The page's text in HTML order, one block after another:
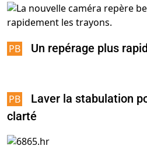
Un repérage plus
Laver la stabulation
clarté